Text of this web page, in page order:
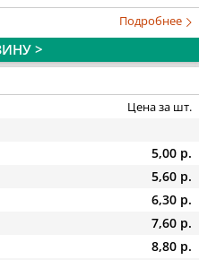
Подробнее
>
Цена за шт.
5,00 р.
5,60 р.
6,30 р.
7,60 р.
8,80 р.